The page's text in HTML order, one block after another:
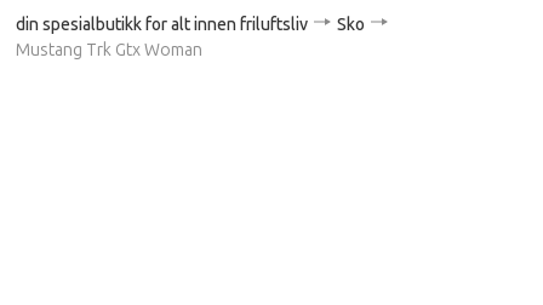
din spesialbutikk for alt innen friluftsliv
Sko
Mustang Trk Gtx Woman